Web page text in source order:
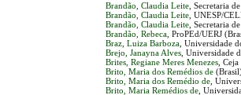
Brandão, Claudia Leite , Secretaria
Brandão, Claudia Leite , UNESP/
Brandão, Claudia Leite , Secretaria
Brandão, Rebeca , ProPEd/UERJ
Braz, Luiza Barboza , Universidade
Brejo, Janayna Alves , Universidade
Brites, Regiane Meres Menezes ,
Brito, Maria dos Remédios de
Brito, Maria dos Remédio de ,
Brito, Maria Remédios de ,